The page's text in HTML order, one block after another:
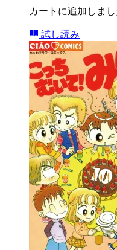
カートに追加しまし
試し読み